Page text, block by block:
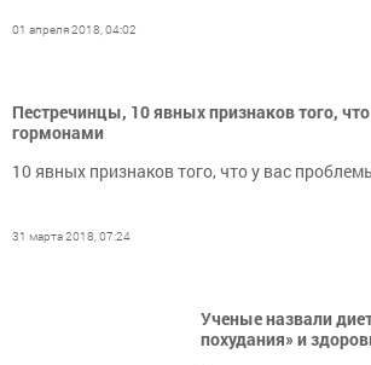
01 апреля 2018, 04:02
Пестречинцы, 10 явных признаков того,
гормонами
10 явных признаков того, что у вас
31 марта 2018, 07:24
Ученые назвали
похудания» и